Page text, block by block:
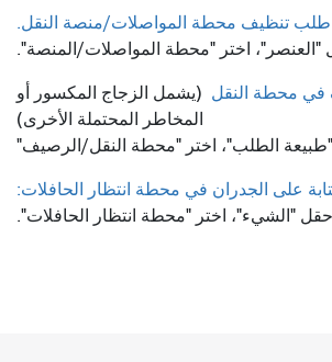
طلب تنظيف محطة المواصلات/منصة النقل.
"العنصر"، اختر "محطة المواصلات/المنصة".
في محطة النقل (يشمل الزجاج المكسور أو
المخاطر المحتملة الأخرى)
الطلب"، اختر "محطة النقل/الرصيف"
على الجدران في محطة انتظار الحافلات:
"الشيء"، اختر "محطة انتظار الحافلات".